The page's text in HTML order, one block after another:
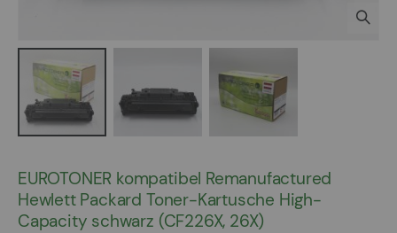
der
Bildergalerie
springen
EUROTONER kompatibel Remanufactured
Hewlett Packard Toner-Kartusche High-
Capacity schwarz (CF226X, 26X)